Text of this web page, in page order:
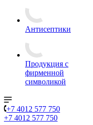
Антисептики
Продукция с
фирменной
символикой
+7 4012 577 750
+7 4012 577 750